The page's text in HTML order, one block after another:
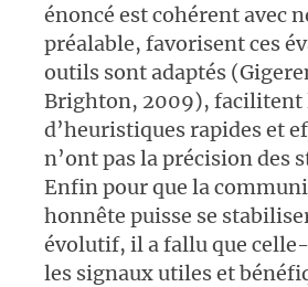
énoncé est cohérent avec
préalable, favorisent ces
outils sont adaptés
Brighton, 2009), facilitent
d’heuristiques rapides et
n’ont pas la précision des
Enfin pour que la
honnête puisse se
évolutif, il a fallu que
les signaux utiles et